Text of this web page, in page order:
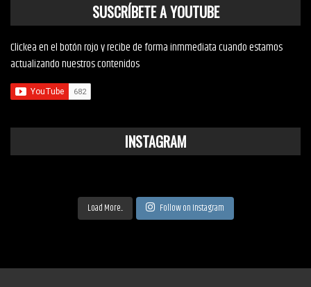
SUSCRÍBETE A YOUTUBE
Clickea en el botón rojo y recibe de forma inmmediata cuando estamos
actualizando nuestros contenidos
INSTAGRAM
Load More... Follow on Instagram